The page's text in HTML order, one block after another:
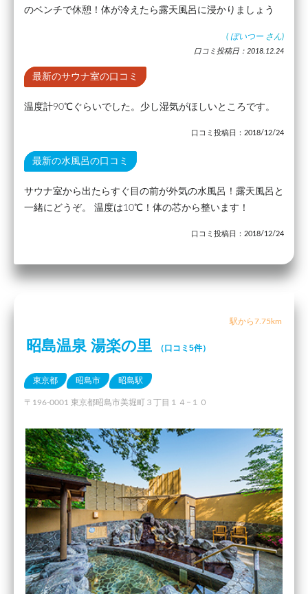
のベンチで休憩！体が冷えたら露天風呂に浸かりましょう
( ぼいつー さん)
口コミ投稿日：2018.12.24
最新のサウナ室の口コミ
温度計90℃ぐらいでした。少し湿気がほしいところです。
口コミ投稿日：2018/12/24
最新の水風呂の口コミ
サウナ室から出たらすぐ目の前が外気の水風呂！露天風呂と
一緒にどうぞ。 温度は10℃！体の芯から整います！
口コミ投稿日：2018/12/24
駅から7.75km
昭島温泉 湯楽の里 （口コミ5件）
東京都 昭島市 昭島駅
〒196-0001 東京都昭島市美堀町３丁目１４−１０